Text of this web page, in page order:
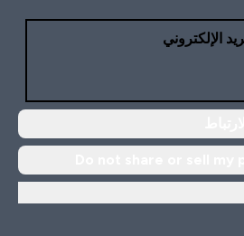
الإلكتروني